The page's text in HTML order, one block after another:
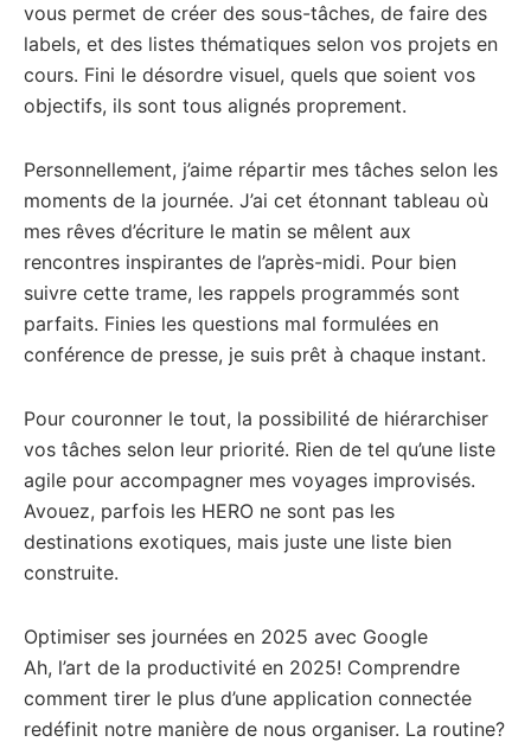
vous permet de créer des sous-tâches, de faire des
labels, et des listes thématiques selon vos projets en
cours. Fini le désordre visuel, quels que soient vos
objectifs, ils sont tous alignés proprement.
Personnellement, j’aime répartir mes tâches selon les
moments de la journée. J’ai cet étonnant tableau où
mes rêves d’écriture le matin se mêlent aux
rencontres inspirantes de l’après-midi. Pour bien
suivre cette trame, les rappels programmés sont
parfaits. Finies les questions mal formulées en
conférence de presse, je suis prêt à chaque instant.
Pour couronner le tout, la possibilité de hiérarchiser
vos tâches selon leur priorité. Rien de tel qu’une liste
agile pour accompagner mes voyages improvisés.
Avouez, parfois les HERO ne sont pas les
destinations exotiques, mais juste une liste bien
construite.
Optimiser ses journées en 2025 avec Google
Ah, l’art de la productivité en 2025! Comprendre
comment tirer le plus d’une application connectée
redéfinit notre manière de nous organiser. La routine?